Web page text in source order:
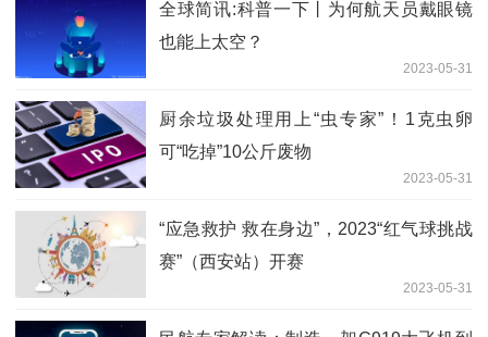
全球简讯:科普一下丨为何航天员戴眼镜
也能上太空？
2023-05-31
厨余垃圾处理用上“虫专家”！1克虫卵
可“吃掉”10公斤废物
2023-05-31
“应急救护 救在身边”，2023“红气球挑战
赛”（西安站）开赛
2023-05-31